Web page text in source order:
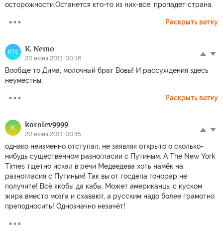
осторожности.Останется кто-то из них-все, пропадет страна.
Раскрыть ветку
KN K. Nemo
20 июня 2011, 00:36
Вообще то Дима, молочный брат Вовы! И рассуждения здесь
неуместны.
Раскрыть ветку
K korolev9999
20 июня 2011, 00:45
однако неизменно отступал, не заявляя открыто о сколько-
нибудь существенном разногласии с Путиным. А The New York
Times тщетно искал в речи Медведева хоть намёк на
разногласия с Путиным! Так вы от госдепа гонорар не
получите! Всё якобы да кабы. Может американцы с куском
жира вместо мозга и схавают, а русским надо более грамотно
преподносить! Однозначно незачёт!